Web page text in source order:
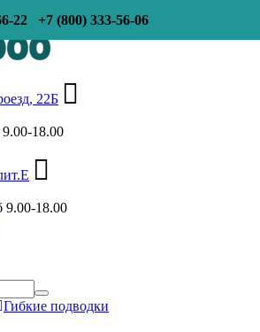
22 +7 (800) 333-56-06
22Б
18.00
9.00-18.00
Гибкие подводки